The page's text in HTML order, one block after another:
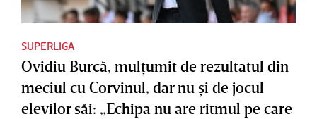
SUPERLIGA
Ovidiu Burcă, mulţumit de rezultatul din
meciul cu Corvinul, dar nu şi de jocul
elevilor săi: „Echipa nu are ritmul pe care